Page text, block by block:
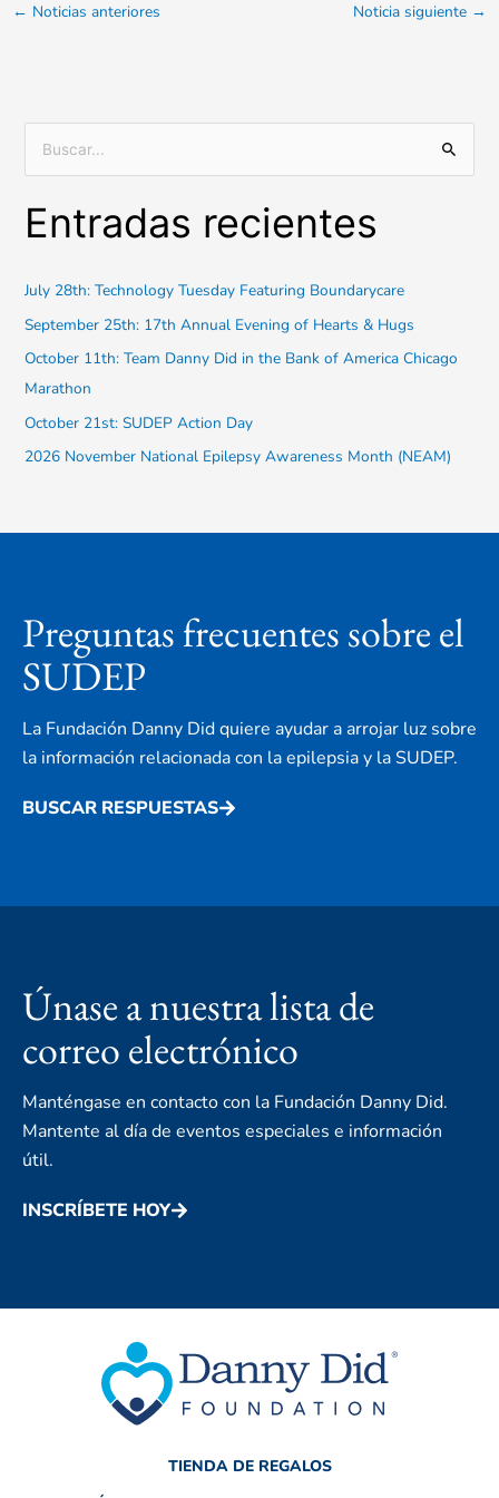
← Noticias anteriores Noticia siguiente →
u
s
c
:
Entradas recientes
July 28th: Technology Tuesday Featuring Boundarycare
September 25th: 17th Annual Evening of Hearts & Hugs
October 11th: Team Danny Did in the Bank of America Chicago
Marathon
October 21st: SUDEP Action Day
2026 November National Epilepsy Awareness Month (NEAM)
Preguntas frecuentes sobre el
SUDEP
La Fundación Danny Did quiere ayudar a arrojar luz sobre
la información relacionada con la epilepsia y la SUDEP.
BUSCAR RESPUESTAS
Únase a nuestra lista de
correo electrónico
Manténgase en contacto con la Fundación Danny Did.
Mantente al día de eventos especiales e información
útil.
INSCRÍBETE HOY
TIENDA DE REGALOS